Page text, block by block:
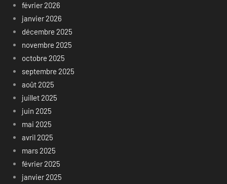
février 2026
janvier 2026
décembre 2025
novembre 2025
octobre 2025
septembre 2025
août 2025
juillet 2025
juin 2025
mai 2025
avril 2025
mars 2025
février 2025
janvier 2025